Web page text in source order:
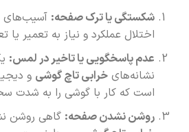
شکستگی یا ترک صفحه: آسیب‌های
اختلال عملکرد و نیاز به تعمیر
عدم پاسخگویی یا تاخیر در لمس:
نشانه‌های خرابی تاچ گوشی و
است که کار با گوشی را به شدت
روشن نشدن صفحه: گاهی روشن